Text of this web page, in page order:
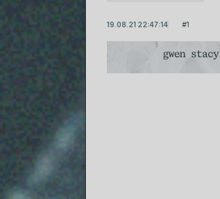
1
19.08.21 22:47:14
gwen stacy